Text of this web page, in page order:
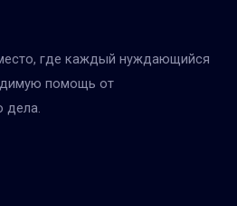
где каждый нуждающийся
помощь от
дела.